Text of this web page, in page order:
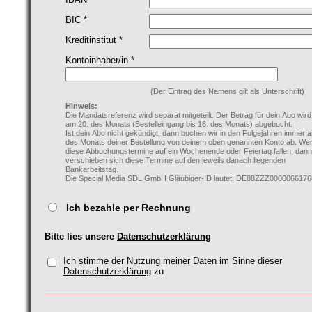
BIC *
Kreditinstitut *
Kontoinhaber/in *
(Der Eintrag des Namens gilt als Unterschrift)
Hinweis:
Die Mandatsreferenz wird separat mitgeteilt. Der Betrag für dein Abo
am 20. des Monats (Bestelleingang bis 16. des Monats) abgebucht.
Ist dein Abo nicht gekündigt, dann buchen wir in den Folgejahren immer
des Monats deiner Bestellung von deinem oben genannten Konto ab.
diese Abbuchungstermine auf ein Wochenende oder Feiertag fallen, dann
verschieben sich diese Termine auf den jeweils danach liegenden
Bankarbeitstag.
Die Special Media SDL GmbH Gläubiger-ID lautet:
Ich bezahle per Rechnung
Bitte lies unsere Datenschutzerklärung
Ich stimme der Nutzung meiner Daten im Sinne dieser
Datenschutzerklärungzu